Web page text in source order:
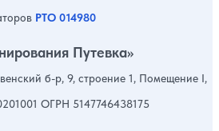
РТО 014980
Путевка»
б-р, 9, строение 1, Помещение I,
ОГРН 5147746438175